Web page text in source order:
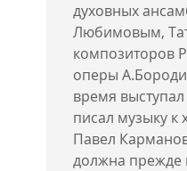
духовных
Любимовым,
композиторов
оперы
время
писал музыку
Павел
должна прежде